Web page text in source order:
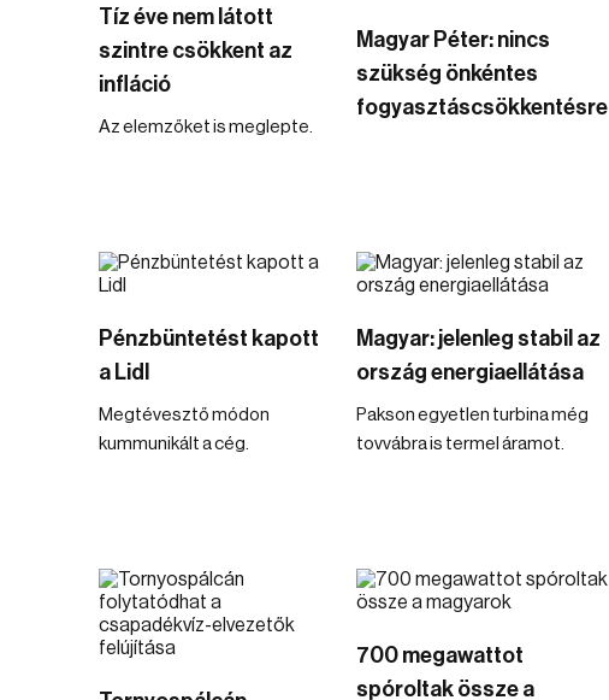
Tíz éve nem látott
szintre csökkent az
infláció
Az elemzőket is meglepte.
Magyar Péter: nincs
szükség önkéntes
fogyasztáscsökkentésre
Pénzbüntetést kapott
a Lidl
Megtévesztő módon
kummunikált a cég.
Magyar: jelenleg stabil az
ország energiaellátása
Pakson egyetlen turbina még
tovvábra is termel áramot.
700 megawattot
spóroltak össze a